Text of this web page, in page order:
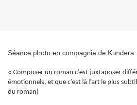
Séance photo en compagnie de Kundera...
« Composer un roman c’est juxtaposer
émotionnels, et que c’est là l’art le plus
du roman)